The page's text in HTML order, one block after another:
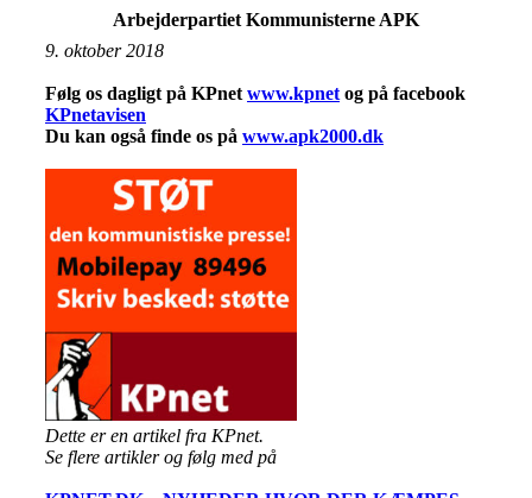
Arbejderpartiet Kommunisterne APK
9. oktober 2018
Følg os dagligt på KPnet www.kpnet og på facebook
KPnetavisen
Du kan også finde os på www.apk2000.dk
Dette er en artikel fra KPnet.
Se flere artikler og følg med på